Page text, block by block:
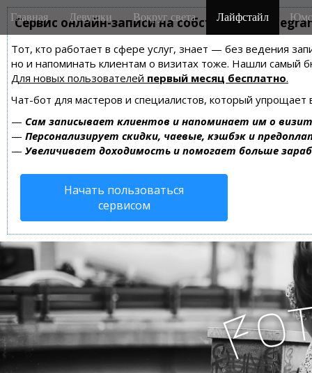
Сервис онлайн-записи на собственном
Тот, кто работает в сфере услуг, знает — без ведения
но и напоминать клиентам о визитах тоже. Нашли самый
Для новых пользователей первый месяц бесплатно.
Чат-бот для мастеров и специалистов, который упрощает
— Сам записывает клиентов и напоминает им о
— Персонализирует скидки, чаевые, кэшбэк и
— Увеличивает доходимость и помогает больше
Начать пользоваться
сервисом
M
a
n
m
e
n
u
i
Главная Девушки Вокруг света Лайфстайл
Fo